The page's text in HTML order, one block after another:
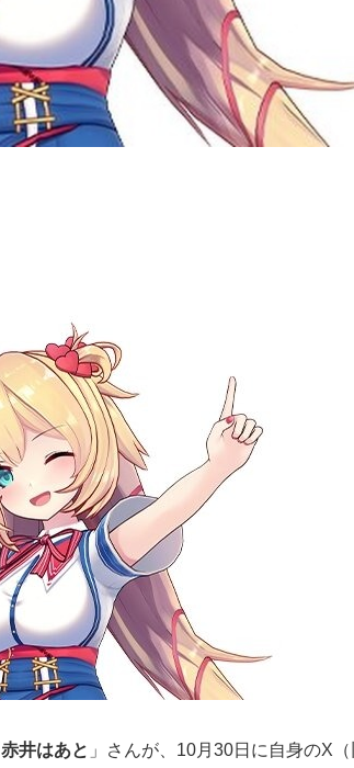
赤井はあと 」さんが、10月30日に自身のX